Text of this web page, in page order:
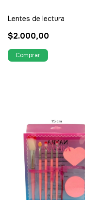
Lentes de lectura
$2.000,00